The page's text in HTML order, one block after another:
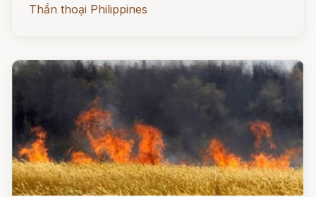
Thần thoại Philippines